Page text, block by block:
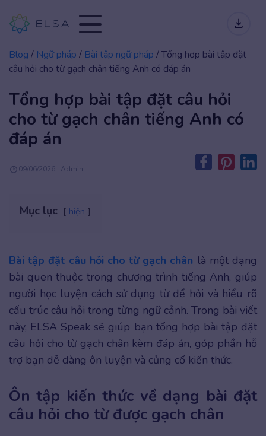
Blog / Ngữ pháp / Bài tập ngữ pháp /Tổng hợp bài tập đặt
câu hỏi cho từ gạch chân tiếng Anh có đáp án
Tổng hợp bài tập đặt câu hỏi
cho từ gạch chân tiếng Anh có
đáp án
09/06/2026 | Admin
Mục lục hiện
Bài tập đặt câu hỏi cho từ gạch chân là một dạng
bài quen thuộc trong chương trình tiếng Anh, giúp
người học luyện cách sử dụng từ để hỏi và hiểu rõ
cấu trúc câu hỏi trong từng ngữ cảnh. Trong bài viết
này, ELSA Speak sẽ giúp bạn tổng hợp bài tập đặt
câu hỏi cho từ gạch chân kèm đáp án, góp phần hỗ
trợ bạn dễ dàng ôn luyện và củng cố kiến thức.
Ôn tập kiến thức về dạng bài đặt
câu hỏi cho từ được gạch chân